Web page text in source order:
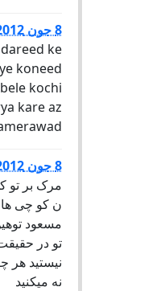
8 جون 2012, 12:52
ke
koneed
kochi
kare az
8 جون 2012, 16:55
مرک بر تو
ن کو چی ها
مسعود
تو در
نیستید هر
نه میکنید